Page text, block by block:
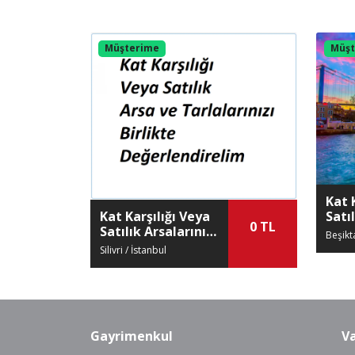
Müşterime
Kat Karşılığı Veya
Satılık Arsalarınızı
Birlikte
Silivri / İstanbul
0 TL
Kat
Gayrimenkul